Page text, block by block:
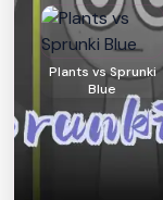
Plants vs Sprunki
Blue